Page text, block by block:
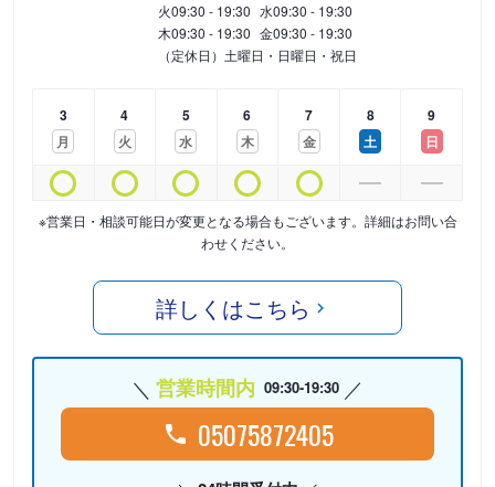
火09:30 - 19:30 水09:30 - 19:30
木09:30 - 19:30 金09:30 - 19:30
（定休日）土曜日・日曜日・祝日
3
月
4
火
5
水
6
木
7
金
8
土
9
日
※営業日・相談可能日が変更となる場合もございます。詳細はお問い合
わせください。
詳しくはこちら
営業時間内 09:30-19:30
05075872405